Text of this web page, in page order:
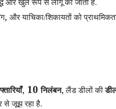
और खुले रूप से लागू की जाती है.
, और याचिका/शिकायतों को
, 10निलंबन, लैंड डीलों की
से जूझ रहा है.